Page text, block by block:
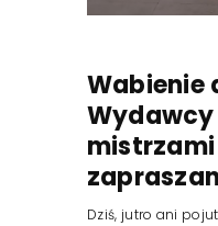
Wabienie
Dziś, jutro ani